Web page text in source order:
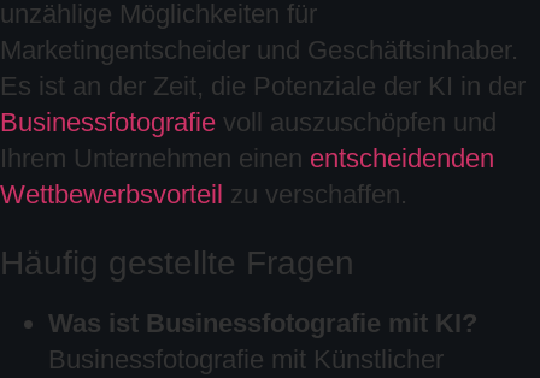
unzählige Möglichkeiten für
Marketingentscheider und Geschäftsinhaber.
Es ist an der Zeit, die Potenziale der KI in der
Businessfotografie voll auszuschöpfen und
Ihrem Unternehmen einen entscheidenden
Wettbewerbsvorteil zu verschaffen.
Häufig gestellte Fragen
Was ist Businessfotografie mit KI?
Businessfotografie mit Künstlicher